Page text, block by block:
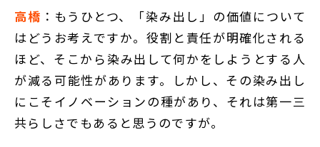
高橋 ：もうひとつ、「染み出し」の価値について
はどうお考えですか。役割と責任が明確化される
ほど、そこから染み出して何かをしようとする人
が減る可能性があります。しかし、その染み出し
にこそイノベーションの種があり、それは第一三
共らしさでもあると思うのですが。